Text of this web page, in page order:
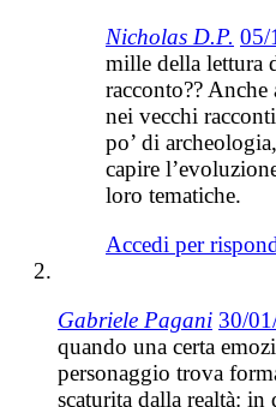
Nicholas D.P. 05/
mille della lettura
racconto?? Anche
nei vecchi
po’ di
capire
loro tematiche.
Accedi per
Gabriele Pagani 30/
quando una certa
personaggio trova
scaturita dalla realtà: in